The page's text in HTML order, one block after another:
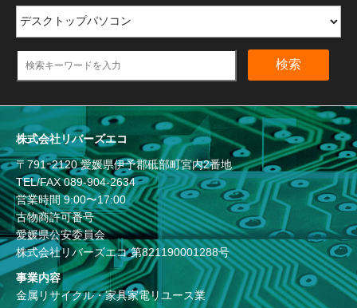
検索
株式会社リバーズエコ
〒791ｰ2120 愛媛県伊予郡砥部町宮内2番地
TEL/FAX089-904-2634
営業時間 9:00〜17:00
古物商許可番号
愛媛県公安委員会
株式会社リバーズエコ 第821190001288号
事業内容
金属リサイクル・家具家電リユース業